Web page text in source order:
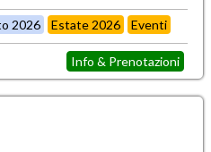
2026 Estate 2026 Eventi
Info & Prenotazioni